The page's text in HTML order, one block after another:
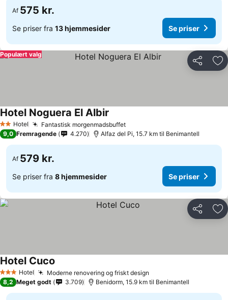
Af 575 kr.
Se priser fra 13 hjemmesider Se priser
Del
Populært valg
2 Stjerner
Hotel Fantastisk morgenmadsbuffetSe priser
Hotel Noguera El Albir
9,0 Fremragende 4.270 Alfaz del Pi, 15.7 km til Benimantell
Af 579 kr.
Se priser fra 8 hjemmesider Se priser
Del
3 StjernerHotel Moderne renovering og friskt design
Hotel Cuco
8,2 Meget godt 3.709 Benidorm, 15.9 km til Benimantell